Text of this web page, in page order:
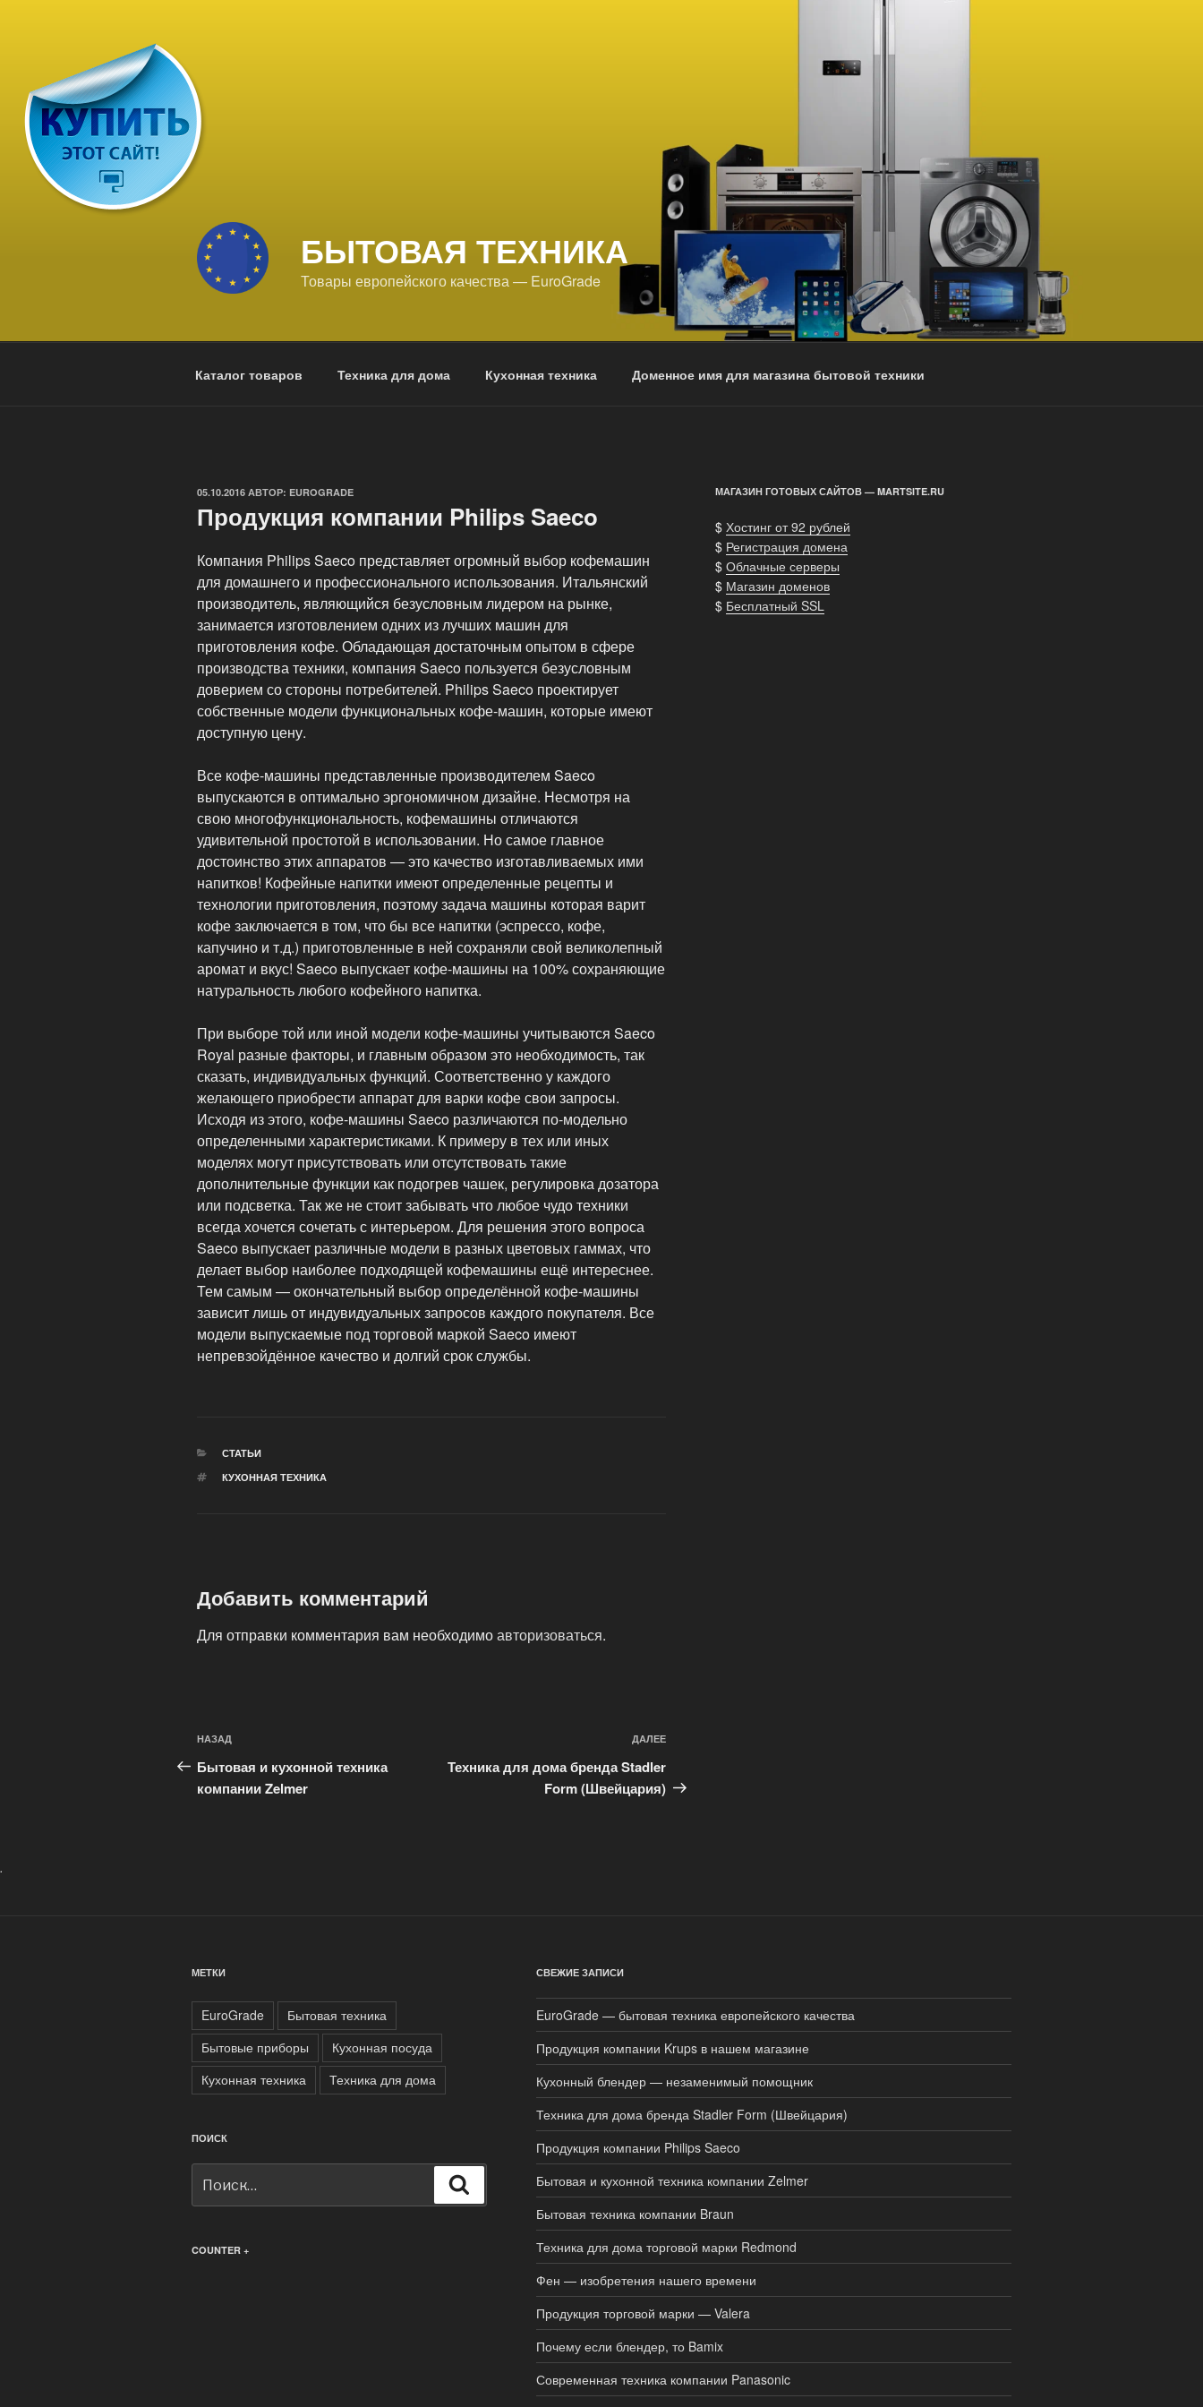
БЫТОВАЯ ТЕХНИКА
Товары европейского качества — EuroGrade
Каталог товаров Техника для дома Кухонная техника Доменное имя для магазина бытовой техники
ОПУБЛИКОВАНО
05.10.2016 АВТОР: EUROGRADE
Продукция компании Philips Saeco
Компания Philips Saeco представляет огромный выбор кофемашин
для домашнего и профессионального использования. Итальянский
производитель, являющийся безусловным лидером на рынке,
занимается изготовлением одних из лучших машин для
приготовления кофе. Обладающая достаточным опытом в сфере
производства техники, компания Saeco пользуется безусловным
доверием со стороны потребителей. Philips Saeco проектирует
собственные модели функциональных кофе-машин, которые имеют
доступную цену.
Все кофе-машины представленные производителем Saeco
выпускаются в оптимально эргономичном дизайне. Несмотря на
свою многофункциональность, кофемашины отличаются
удивительной простотой в использовании. Но самое главное
достоинство этих аппаратов — это качество изготавливаемых ими
напитков! Кофейные напитки имеют определенные рецепты и
технологии приготовления, поэтому задача машины которая варит
кофе заключается в том, что бы все напитки (эспрессо, кофе,
капучино и т.д.) приготовленные в ней сохраняли свой великолепный
аромат и вкус! Saeco выпускает кофе-машины на 100% сохраняющие
натуральность любого кофейного напитка.
При выборе той или иной модели кофе-машины учитываются Saeco
Royal разные факторы, и главным образом это необходимость, так
сказать, индивидуальных функций. Соответственно у каждого
желающего приобрести аппарат для варки кофе свои запросы.
Исходя из этого, кофе-машины Saeco различаются по-модельно
определенными характеристиками. К примеру в тех или иных
моделях могут присутствовать или отсутствовать такие
дополнительные функции как подогрев чашек, регулировка дозатора
или подсветка. Так же не стоит забывать что любое чудо техники
всегда хочется сочетать с интерьером. Для решения этого вопроса
Saeco выпускает различные модели в разных цветовых гаммах, что
делает выбор наиболее подходящей кофемашины ещё интереснее.
Тем самым — окончательный выбор определённой кофе-машины
зависит лишь от индувидуальных запросов каждого покупателя. Все
модели выпускаемые под торговой маркой Saeco имеют
непревзойдённое качество и долгий срок службы.
РУБРИКИ
СТАТЬИ
МЕТКИ
КУХОННАЯ ТЕХНИКА
Добавить комментарий
Для отправки комментария вам необходимоавторизоваться.
Навигация
по
записям
Предыдущая
запись:
НАЗАД
Бытовая и кухонной техника
компании Zelmer
ДАЛЕЕ
Техника для дома бренда Stadler
Form (Швейцария)
МАГАЗИН ГОТОВЫХ САЙТОВ — MARTSITE.RU
$ Хостинг от 92 рублей
$ Регистрация домена
$ Облачные серверы
$ Магазин доменов
$ Бесплатный SSL
.
МЕТКИ
EuroGrade
Бытовая техника
Бытовые приборы
Кухонная посуда
Кухонная техника
Техника для дома
ПОИСК
COUNTER +
СВЕЖИЕ ЗАПИСИ
EuroGrade — бытовая техника европейского качества
Продукция компании Krups в нашем магазине
Кухонный блендер — незаменимый помощник
Техника для дома бренда Stadler Form (Швейцария)
Продукция компании Philips Saeco
Бытовая и кухонной техника компании Zelmer
Бытовая техника компании Braun
Техника для дома торговой марки Redmond
Фен — изобретения нашего времени
Продукция торговой марки — Valera
Почему если блендер, то Bamix
Современная техника компании Panasonic